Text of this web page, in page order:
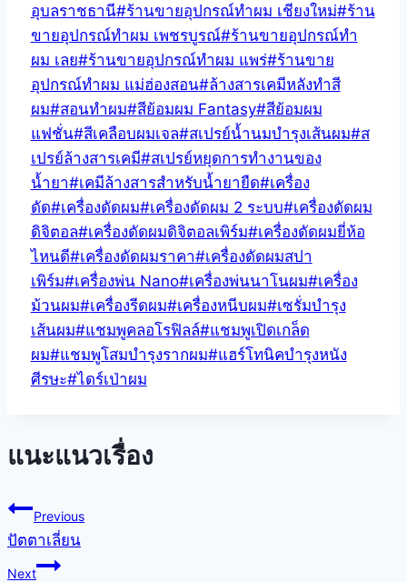
อุบลราชธานี#ร้านขายอุปกรณ์ทำผม เชียงใหม่#ร้าน
ขายอุปกรณ์ทำผม เพชรบูรณ์#ร้านขายอุปกรณ์ทำ
ผม เลย#ร้านขายอุปกรณ์ทำผม แพร่#ร้านขาย
อุปกรณ์ทำผม แม่ฮ่องสอน#ล้างสารเคมีหลังทำสี
ผม#สอนทำผม#สีย้อมผม Fantasy#สีย้อมผม
แฟชั่น#สีเคลือบผมเจล#สเปรย์น้ำนมบำรุงเส้นผม#ส
เปรย์ล้างสารเคมี#สเปรย์หยุดการทำงานของ
น้ำยา#เคมีล้างสารสำหรับน้ำยายืด#เครื่อง
ดัด#เครื่องดัดผม#เครื่องดัดผม 2 ระบบ#เครื่องดัดผม
ดิจิตอล#เครื่องดัดผมดิจิตอลเพิร์ม#เครื่องดัดผมยี่ห้อ
ไหนดี#เครื่องดัดผมราคา#เครื่องดัดผมสปา
เพิร์ม#เครื่องพ่น Nano#เครื่องพ่นนาโนผม#เครื่อง
ม้วนผม#เครื่องรีดผม#เครื่องหนีบผม#เซรั่มบำรุง
เส้นผม#แชมพูคลอโรฟิลล์#แชมพูเปิดเกล็ด
ผม#แชมพูโสมบำรุงรากผม#แฮร์โทนิคบำรุงหนัง
ศีรษะ#ไดร์เป่าผม
แนะแนวเรื่อง
Previous
ปัตตาเลี่ยน
Next